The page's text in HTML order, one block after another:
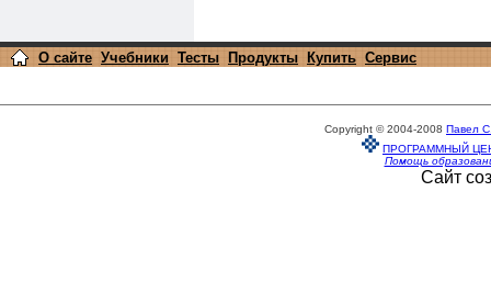
О сайте Учебники Тесты Продукты Купить Сервис
Copyright © 2004-2008 Павел
ПРОГРАММНЫЙ
Помощь
Сайт